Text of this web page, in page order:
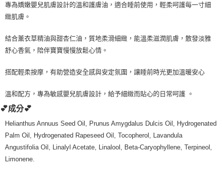
每筆NT$80，滿NT$999(含以上)免運費
每筆NT$80，滿NT$999(含以上)免運費
7-11取貨付款
每筆NT$80，滿NT$999(含以上)免運費
每筆NT$80，滿NT$999(含以上)免運費
每筆NT$100，滿NT$999(含以上)免運費
離島宅配（澎湖、金門、馬祖、小琉球）
每筆NT$250，滿NT$3,000(含以上)免運費
專為嬌嫩嬰兒肌膚設計的溫和護膚油，適合睡前使用，輕柔呵護每一寸細
緻肌膚。
結合薰衣草精油與甜杏仁油，質地柔滑細緻，能溫柔滋潤肌膚，散發淡雅
舒心香氣，陪伴寶寶慢慢放鬆心情。
搭配輕柔按摩，有助營造安全感與安定氛圍，讓睡前時光更加溫暖安心
溫和配方，專為敏感嬰兒肌膚設計，給予細緻而貼心的日常呵護 。
💕成分💕
Helianthus Annuus Seed Oil, Prunus Amygdalus Dulcis Oil, Hydrogenated
Palm Oil, Hydrogenated Rapeseed Oil, Tocopherol, Lavandula
Angustifolia Oil, Linalyl Acetate, Linalool, Beta-Caryophyllene, Terpineol,
Limonene.